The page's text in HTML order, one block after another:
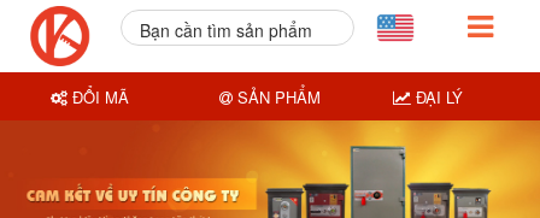
Bạn cần tìm sản phẩm
ĐỔI MÃ SẢN PHẨM ĐẠI LÝ